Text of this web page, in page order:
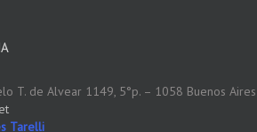
T. de Alvear 1149, 5°p. – 1058 Buenos Aires
Tarelli